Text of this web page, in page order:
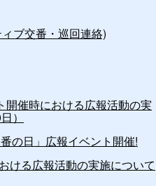
ブ交番・巡回連絡)
開催時における広報活動の実
）
の日」広報イベント開催!
ける広報活動の実施について